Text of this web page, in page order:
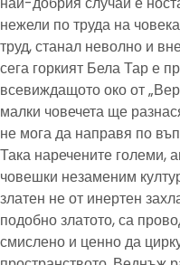
нежели по труда на
труд, станал неволно и
сега горкият Бела Тар е
всевиждащото око от
малки човечета ще
не мога да направя по
Така наречените големи,
човешки незаменим
златен не от инертен
подобно златото, са
смислено и ценно да